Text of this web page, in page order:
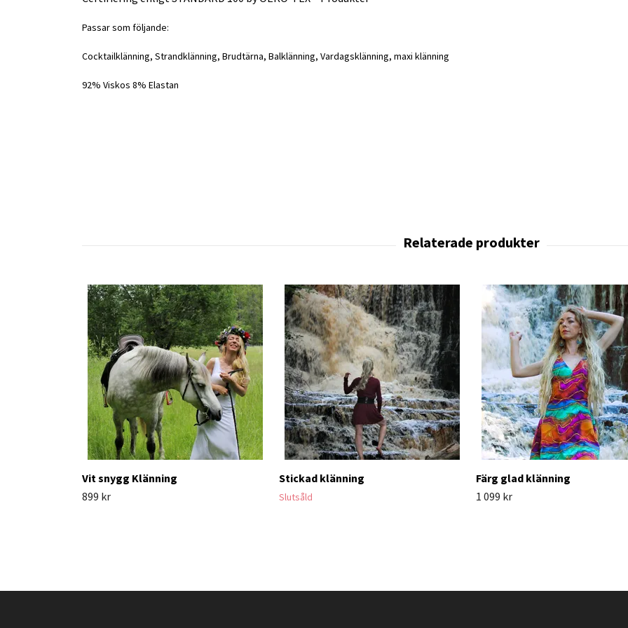
Passar som följande:
Cocktailklänning, Strandklänning, Brudtärna, Balklänning, Vardagsklänning, maxi klänning
92% Viskos 8% Elastan
Vit snygg Klänning
899 kr
Stickad klänning
Slutsåld
Färg glad klänning
1 099 kr